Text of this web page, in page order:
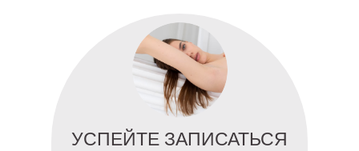
УСПЕЙТЕ ЗАПИСАТЬСЯ